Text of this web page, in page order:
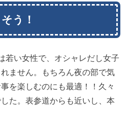
う！
若い女性で、オシャレだし女子
ません。もちろん夜の部で気
を楽しむのにも最適！！久々
た。表参道からも近いし、本